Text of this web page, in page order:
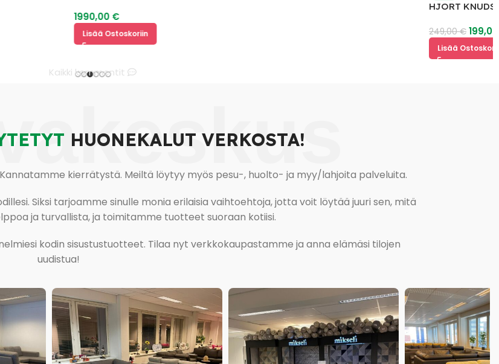
1990,00€
Lisää Ostoskoriin
HJORT KNUDSEN
249,00€ 199,00€
Lisää Ostoskoriin
Kaikki kommentit
HUONEKALUT VERKOSTA!
kierrätystä. Meiltä löytyy myös pesu-, huolto- ja myy/lahjoita palveluita.
Siksi tarjoamme sinulle monia erilaisia vaihtoehtoja, jotta voit löytää juuri sen, mitä
ja turvallista, ja toimitamme tuotteet suoraan kotiisi.
kodin sisustustuotteet. Tilaa nyt verkkokaupastamme ja anna elämäsi tilojen
uudistua!